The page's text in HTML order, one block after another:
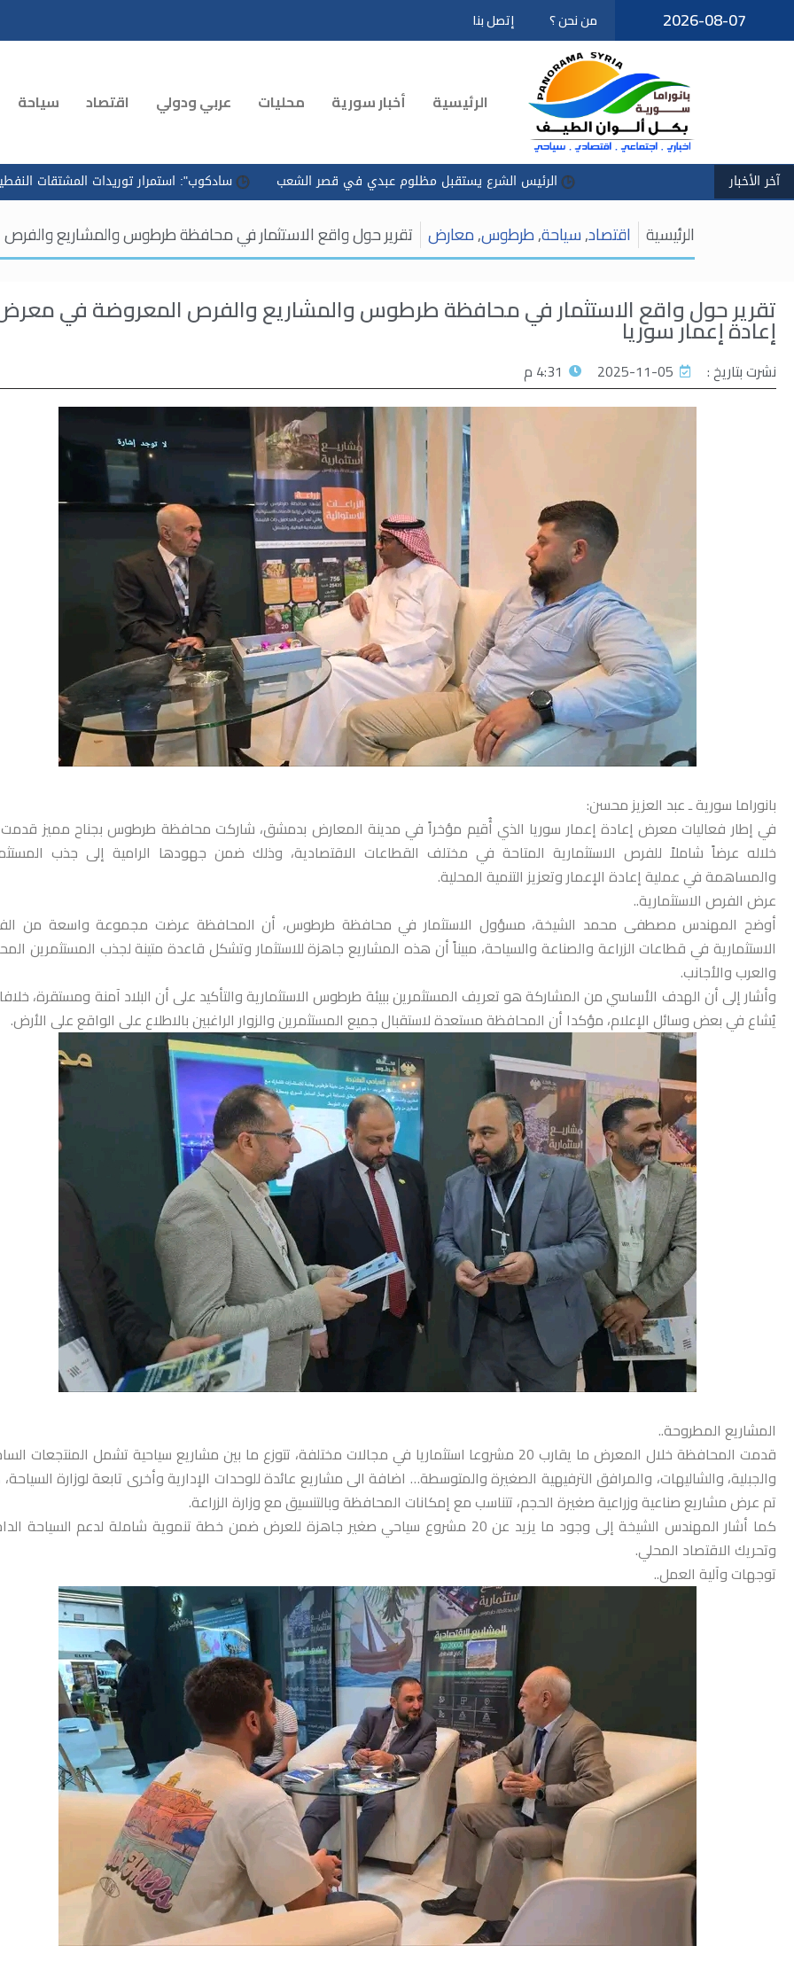
تخطى
2026-08-07 من نحن ؟ إتصل بنا
الرئيسية أخبار سورية محليات عربي ودولي اقتصاد سياحة
آخر الأخبار الرئيس الشرع يستقبل مظلوم عبدي في قصر الشعب سادكوب": استمرار توريدات المشتقات النفطية وتسريع التوزيع
الرئيسية اقتصاد,سياحة,طرطوس,معارض تقرير حول واقع الاستثمار في محافظة طرطوس والمشاريع
تقرير حول واقع الاستثمار في محافظة طرطوس والمشاريع والفرص المعروضة في
إعادة إعمار سوريا
نشرت بتاريخ : 2025-11-05 4:31 م
بانوراما سورية ـ عبد العزيز محسن:
في إطار فعاليات معرض إعادة إعمار سوريا الذي أُقيم مؤخراً في مدينة المعارض بدمشق، شاركت محافظة طرطوس بجناح مميز
خلاله عرضاً شاملاً للفرص الاستثمارية المتاحة في مختلف القطاعات الاقتصادية، وذلك ضمن جهودها الرامية إلى جذب
والمساهمة في عملية إعادة الإعمار وتعزيز التنمية المحلية.
عرض الفرص الاستثمارية..
أوضح المهندس مصطفى محمد الشيخة، مسؤول الاستثمار في محافظة طرطوس، أن المحافظة عرضت مجموعة واسعة من
الاستثمارية في قطاعات الزراعة والصناعة والسياحة، مبيناً أن هذه المشاريع جاهزة للاستثمار وتشكل قاعدة متينة لجذب المستثمرين
والعرب والأجانب.
وأشار إلى أن الهدف الأساسي من المشاركة هو تعريف المستثمرين ببيئة طرطوس الاستثمارية والتأكيد على أن البلاد آمنة ومستقرة،
يُشاع في بعض وسائل الإعلام، مؤكدا أن المحافظة مستعدة لاستقبال جميع المستثمرين والزوار الراغبين بالاطلاع على الواقع على الأرض.
المشاريع المطروحة..
قدمت المحافظة خلال المعرض ما يقارب 20 مشروعا استثماريا في مجالات مختلفة، تتوزع ما بين مشاريع سياحية تشمل المنتجعات
والجبلية، والشاليهات، والمرافق الترفيهية الصغيرة والمتوسطة… اضافة الى مشاريع عائدة للوحدات الإدارية وأخرى تابعة لوزارة
تم عرض مشاريع صناعية وزراعية صغيرة الحجم، تتناسب مع إمكانات المحافظة وبالتنسيق مع وزارة الزراعة.
كما أشار المهندس الشيخة إلى وجود ما يزيد عن 20 مشروع سياحي صغير جاهزة للعرض ضمن خطة تنموية شاملة لدعم السياحة
وتحريك الاقتصاد المحلي.
توجهات وآلية العمل..